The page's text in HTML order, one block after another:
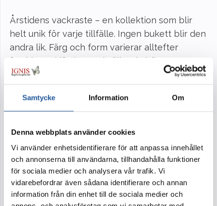
Samtycke Information Om
Denna webbplats använder cookies
Vi använder enhetsidentifierare för att anpassa innehållet
och annonserna till användarna, tillhandahålla funktioner
för sociala medier och analysera vår trafik. Vi
vidarebefordrar även sådana identifierare och annan
information från din enhet till de sociala medier och
Årstidens vackraste – en kollektion som blir
helt unik för varje tillfälle. Ingen bukett blir den
andra lik. Färg och form varierar alltefter
årstidens skiftningar. Vi väljer de bästa
blommorna och grönska som finns att få tag på
just denna dag. Både ur ett miljöperspektiv och
för att värna om våra olika årstider. Och framför
allt för att vi vill att du som kund ska få det
bästa och vackraste säsongen kan erbjuda.
Bilden visar ett exempel på en liggande bukett
med vackra vinterblommor. Buketten görs i
samma stil och känsla men blommorna
kommer att variera.